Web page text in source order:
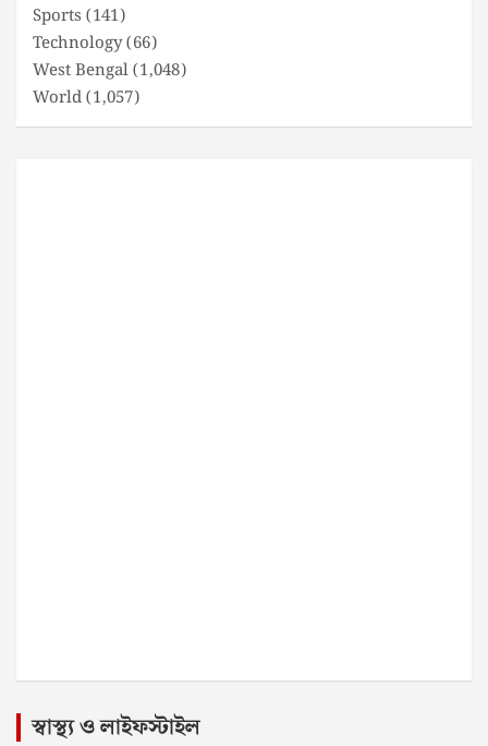
Sports (141)
Technology(66)
West Bengal(1,048)
World(1,057)
স্বাস্থ্য ও লাইফস্টাইল